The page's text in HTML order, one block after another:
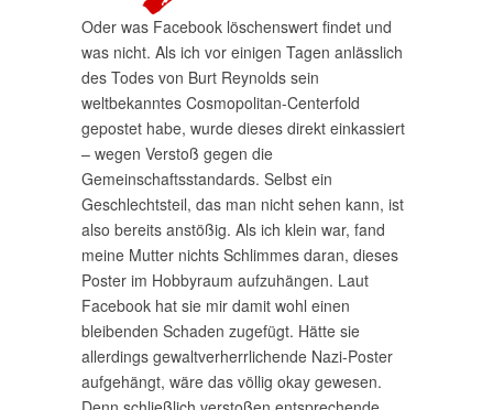
Oder was Facebook löschenswert findet und
was nicht. Als ich vor einigen Tagen anlässlich
des Todes von Burt Reynolds sein
weltbekanntes Cosmopolitan-Centerfold
gepostet habe, wurde dieses direkt einkassiert
– wegen Verstoß gegen die
Gemeinschaftsstandards. Selbst ein
Geschlechtsteil, das man nicht sehen kann, ist
also bereits anstößig. Als ich klein war, fand
meine Mutter nichts Schlimmes daran, dieses
Poster im Hobbyraum aufzuhängen. Laut
Facebook hat sie mir damit wohl einen
bleibenden Schaden zugefügt. Hätte sie
allerdings gewaltverherrlichende Nazi-Poster
aufgehängt, wäre das völlig okay gewesen.